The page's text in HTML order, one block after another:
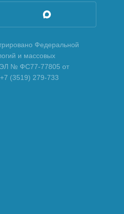
Федеральной
и массовых
ЭЛ № ФС77-77805 от
(3519) 279-733